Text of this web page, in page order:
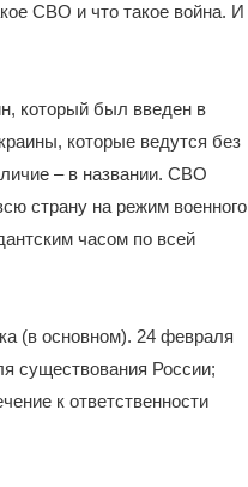
СВО и что такое война. И
который был введен в
которые ведутся без
– в названии. СВО
страну на режим военного
часом по всей
(в основном). 24 февраля
существования России;
к ответственности